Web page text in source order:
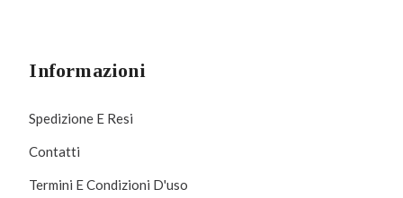
Informazioni
Spedizione E Resi
Contatti
Termini E Condizioni D'uso